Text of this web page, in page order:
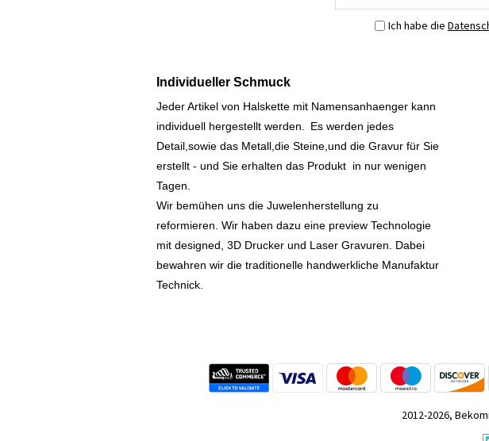
Ich habe die
Individueller Schmuck
Jeder Artikel von Halskette mit Namensanhaenger kann
individuell hergestellt werden.
Es werden jedes
Detail,sowie das Metall,die Steine,und die Gravur für Sie
erstellt - und Sie erhalten das Produkt in nur wenigen
Tagen.
Wir bemühen uns die Juwelenherstellung zu
reformieren. Wir haben dazu eine preview Technologie
mit designed, 3D Drucker und Laser Gravuren. Dabei
bewahren wir die traditionelle handwerkliche Manufaktur
Technick.
2012-2026,